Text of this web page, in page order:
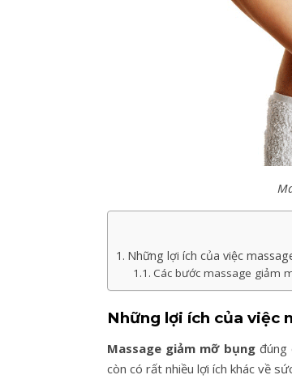
Những lợi ích của việc
Các bước massage giảm
Những lợi ích của việc
Massage giảm mỡ bụngđúng
còn có rất nhiều lợi ích khác về